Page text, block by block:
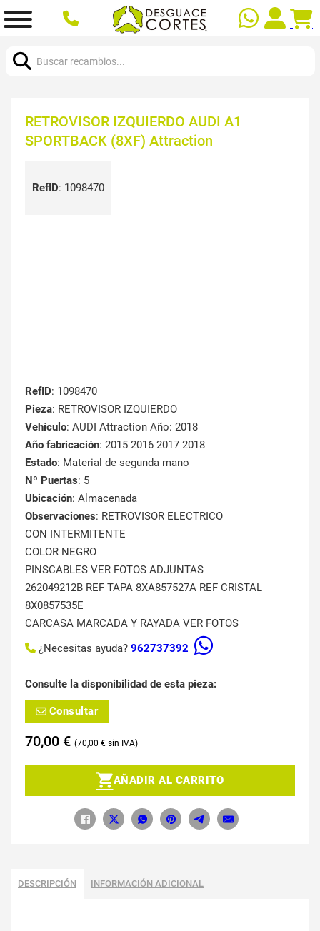
RETROVISOR IZQUIERDO AUDI A1
SPORTBACK (8XF) Attraction
RefID: 1098470
RefID: 1098470
Pieza: RETROVISOR IZQUIERDO
Vehículo: AUDI Attraction Año: 2018
Año fabricación: 2015 2016 2017 2018
Estado: Material de segunda mano
Nº Puertas: 5
Ubicación: Almacenada
Observaciones: RETROVISOR ELECTRICO
CON INTERMITENTE
COLOR NEGRO
PINSCABLES VER FOTOS ADJUNTAS
262049212B REF TAPA 8XA857527A REF CRISTAL
8X0857535E
CARCASA MARCADA Y RAYADA VER FOTOS
¿Necesitas ayuda? 962737392
Consulte la disponibilidad de esta pieza:
Consultar
70,00 € 70,00 €
AÑADIR AL CARRITO
DESCRIPCIÓN INFORMACIÓN ADICIONAL